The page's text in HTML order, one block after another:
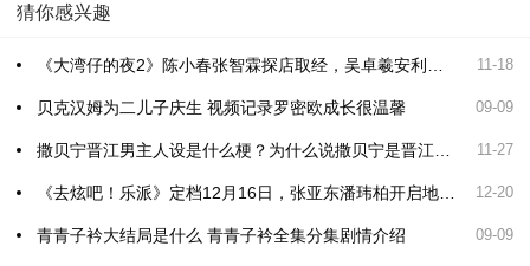
猜你感兴趣
11-18
贝克汉姆为二儿子庆生 视频记录罗密欧成长很温馨 09-09
11-27
《去炫吧！乐派》定档12月16日，张亚东潘玮柏开启地域音乐之旅 12-20
青青子衿大结局是什么 青青子衿全集分集剧情介绍 09-09